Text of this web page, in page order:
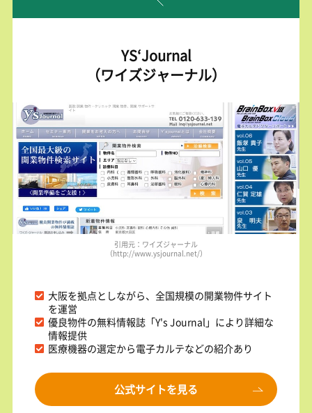
YS‘Journal
（ワイズジャーナル）
引用元：ワイズジャーナル
（http://www.ysjournal.net/）
大阪を拠点としながら、全国規模の開業物件サイト
を運営
優良物件の無料情報誌「Y's Journal」により詳細な
情報提供
医療機器の選定から電子カルテなどの紹介あり
公式サイトを見る